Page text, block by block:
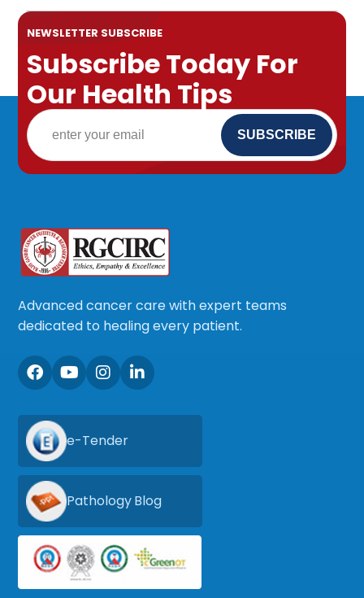
NEWSLETTER SUBSCRIBE
Subscribe Today For
Our Health Tips
Advanced cancer care with expert teams
dedicated to healing every patient.
e-Tender
Pathology Blog